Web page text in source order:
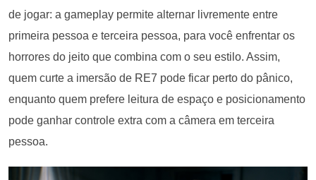
de jogar: a gameplay permite alternar livremente entre
primeira pessoa e terceira pessoa, para você enfrentar os
horrores do jeito que combina com o seu estilo. Assim,
quem curte a imersão de RE7 pode ficar perto do pânico,
enquanto quem prefere leitura de espaço e posicionamento
pode ganhar controle extra com a câmera em terceira
pessoa.